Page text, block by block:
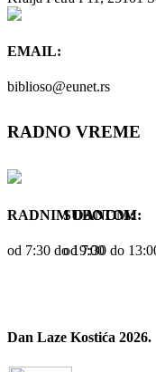
EMAIL:
biblioso@eunet.rs
RADNO VREME
RADNIM DANOM:
od 7:30 dо 19:00
SUBOTOM:
od 7:30 dо
Dan Laze Kostića 2026.